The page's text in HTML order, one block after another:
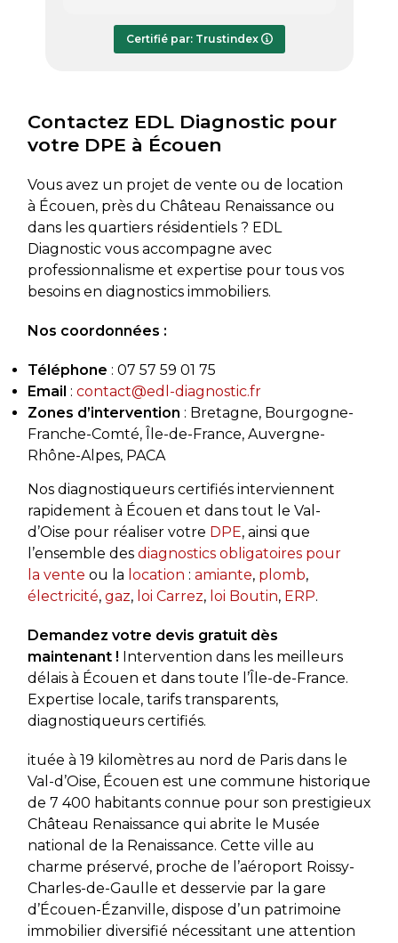
Le rapport de diagnostic m’a été
transmis dès le lundi soir, ce qui est
Certifié par: Trustindex
Contactez EDL Diagnostic pour
votre DPE à Écouen
Vous avez un projet de vente ou de location
à Écouen, près du Château Renaissance ou
dans les quartiers résidentiels ? EDL
Diagnostic vous accompagne avec
professionnalisme et expertise pour tous vos
besoins en diagnostics immobiliers.
Nos coordonnées :
Téléphone : 07 57 59 01 75
Email : contact@edl-diagnostic.fr
Zones d’intervention : Bretagne, Bourgogne-
Franche-Comté, Île-de-France, Auvergne-
Rhône-Alpes, PACA
Nos diagnostiqueurs certifiés interviennent
rapidement à Écouen et dans tout le Val-
d’Oise pour réaliser votre DPE, ainsi que
l’ensemble des diagnostics obligatoires pour
la vente ou la location : amiante, plomb,
électricité, gaz, loi Carrez, loi Boutin, ERP.
Demandez votre devis gratuit dès
maintenant ! Intervention dans les meilleurs
délais à Écouen et dans toute l’Île-de-France.
Expertise locale, tarifs transparents,
diagnostiqueurs certifiés.
ituée à 19 kilomètres au nord de Paris dans le
Val-d’Oise, Écouen est une commune historique
de 7 400 habitants connue pour son prestigieux
Château Renaissance qui abrite le Musée
national de la Renaissance. Cette ville au
charme préservé, proche de l’aéroport Roissy-
Charles-de-Gaulle et desservie par la gare
d’Écouen-Ézanville, dispose d’un patrimoine
immobilier diversifié nécessitant une attention